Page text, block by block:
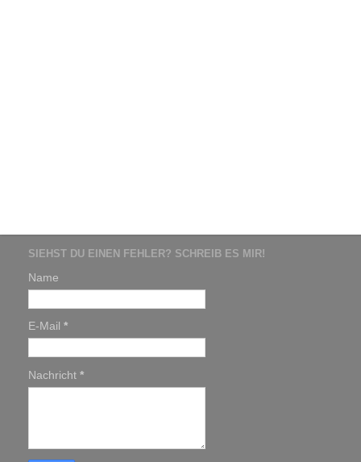
SIEHST DU EINEN FEHLER? SCHREIB ES MIR!
Name
E-Mail *
Nachricht *